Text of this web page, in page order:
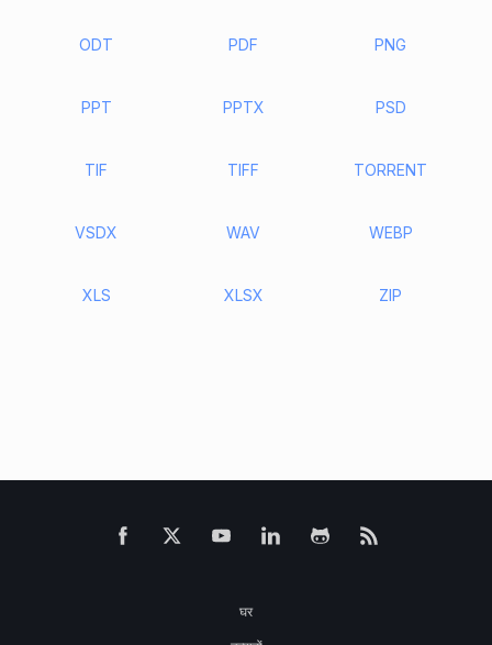
ODT PDF PNG
PPT PPTX PSD
TIF TIFF TORRENT
VSDX WAV WEBP
XLS XLSX ZIP
घर